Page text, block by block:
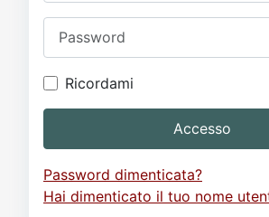
Ricordami
Accesso
Password dimenticata?
Hai dimenticato il tuo nome